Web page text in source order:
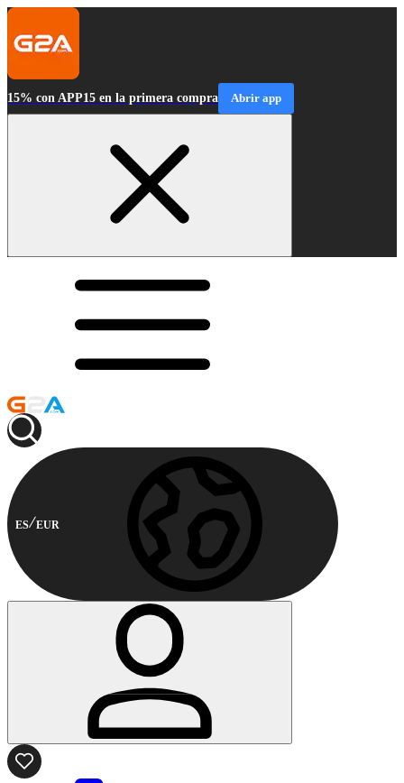
15% con APP15 en la primera compra Abrir app
ES EUR